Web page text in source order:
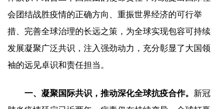
会团结战胜疫情的正确方向、重振世界经济的可行举
措、完善全球治理的长远之策，为全球实现包容可持续
发展凝聚广泛共识，注入强劲动力，充分彰显了大国领
袖的远见卓识和责任担当。
一、凝聚国际共识，推动深化全球抗疫合作。 新冠